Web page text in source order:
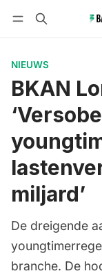
NIEUWS
BKAN
miljard’
De dreigende
branche. De